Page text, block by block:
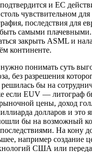
и ЕС
чувствительном для
последствия для
быть самыми
закрыть ASML и
континенте.
понимать суть
без разрешения
решилась бы на
если EUV — литограф
цены, доход
долларов и это
бы на возможный
На кону
например создание
США или